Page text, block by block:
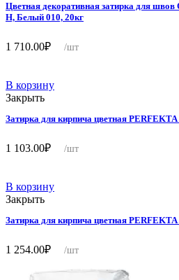
Цветная декоративная затирка для
Н, Белый 010, 20кг
1 710.00₽ /шт
В корзину
Закрыть
Затирка для кирпича цветная
1 103.00₽ /шт
В корзину
Закрыть
Затирка для кирпича цветная
1 254.00₽ /шт